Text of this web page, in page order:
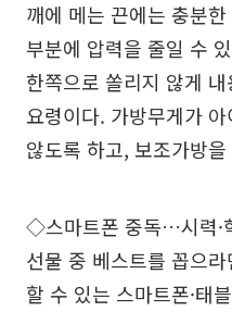
깨에 메는 끈에는 충분
부분에 압력을 줄일 수
한쪽으로 쏠리지 않게
요령이다. 가방무게가
않도록 하고, 보조가방
◇스마트폰 중독…시력·
선물 중 베스트를 꼽으
할 수 있는 스마트폰·태